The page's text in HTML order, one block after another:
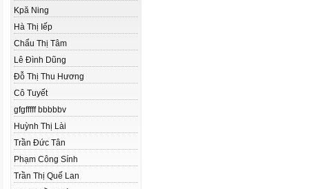
Kpă Ning
Hà Thị Iếp
Chẩu Thị Tâm
Lê Đình Dũng
Đỗ Thị Thu Hương
Cô Tuyết
gfgfffff bbbbbv
Huỳnh Thị Lài
Trần Đức Tân
Phạm Công Sính
Trần Thị Quế Lan